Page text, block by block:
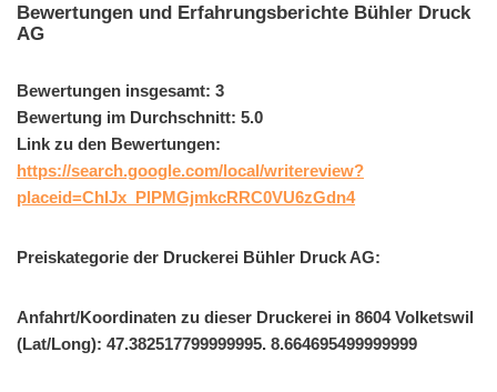
Bewertungen und Erfahrungsberichte Bühler Druck
AG
Bewertungen insgesamt: 3
Bewertung im Durchschnitt: 5.0
Link zu den Bewertungen:
https://search.google.com/local/writereview?
placeid=ChIJx_PlPMGjmkcRRC0VU6zGdn4
Preiskategorie der Druckerei Bühler Druck AG:
Anfahrt/Koordinaten zu dieser Druckerei in 8604 Volketswil
(Lat/Long): 47.382517799999995. 8.664695499999999